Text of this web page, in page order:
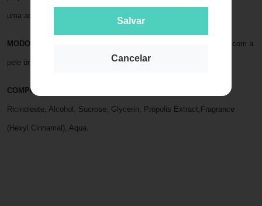
Salvar
Cancelar
uma adequada oleosidade da pele.
MODO DE USO: sobre o rosto, com a
pele úmida. Enxágue em seguida.
COMPOSIÇÃO:
Ricinoleate, Alcohol, Sucrose, Glycerin, Própolis Extract,Fragrance
(Hexyl Cinnamal), Aqua.